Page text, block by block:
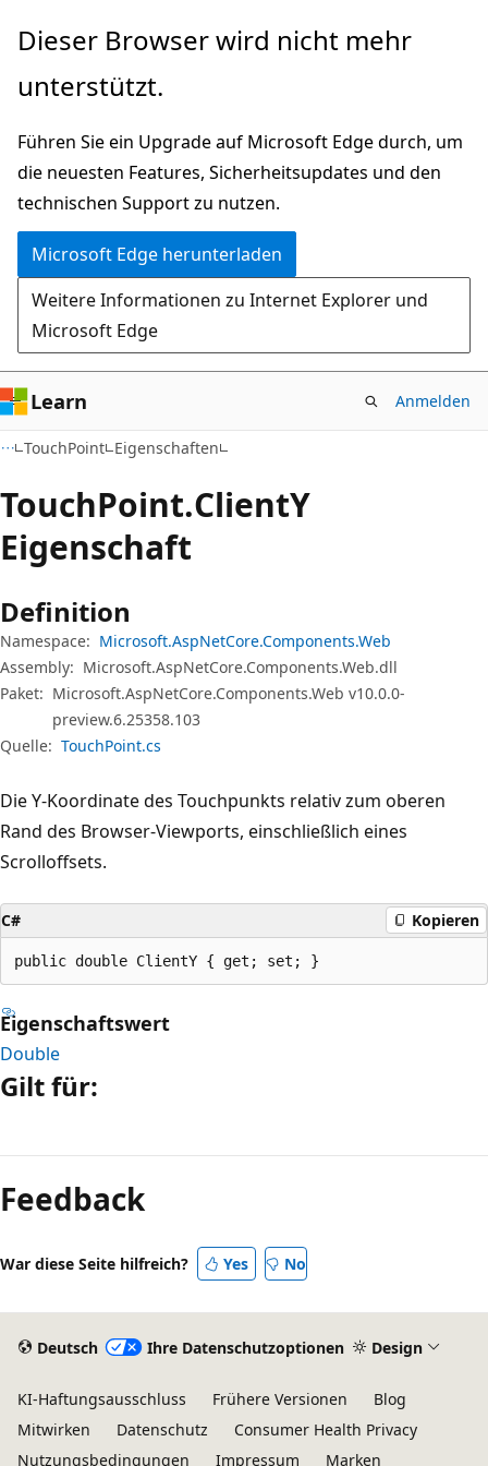
Zu
wechseln
Zur
springen
Dieser Browser wird nicht mehr
unterstützt.
Führen Sie ein Upgrade auf Microsoft Edge durch, um
die neuesten Features, Sicherheitsupdates und den
technischen Support zu nutzen.
Microsoft Edge herunterladen
Weitere Informationen zu Internet Explorer und
Microsoft Edge
Learn Anmelden
TouchPoint Eigenschaften
TouchPoint.ClientY
Eigenschaft
Definition
Namespace: Microsoft.AspNetCore.Components.Web
Assembly: Microsoft.AspNetCore.Components.Web.dll
Paket: Microsoft.AspNetCore.Components.Web v10.0.0-
preview.6.25358.103
Quelle: TouchPoint.cs
Die Y-Koordinate des Touchpunkts relativ zum oberen
Rand des Browser-Viewports, einschließlich eines
Scrolloffsets.
C# Kopieren
public double ClientY { get; set; }
Eigenschaftswert
Double
Gilt für:
deaktiviert
Feedback
War diese Seite hilfreich? Yes No
Deutsch Ihre Datenschutzoptionen Design
KI-Haftungsausschluss Frühere Versionen
Blog
Mitwirken
Datenschutz
Consumer Health Privacy
Nutzungsbedingungen
Impressum Marken